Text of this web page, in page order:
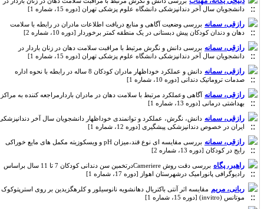
دانشجویان سال آخر دندانپزشکی دانشگاه علوم پزشکی تهران [دوره 15، شماره 1]
رازقی، سمانه بررسی وضعیت آگاهی و منابع دریافت اطلاعات مادران در رابطه با سلامت
دهان و دندان کودکان پیش دبستانی در یک منطقه کمتر برخوردار [دوره 10، شماره 2]
رازقی، سمانه بررسی دانش و نگرش مرتبط با مراقبت سلامت دهان در زنان باردار در
دانشجویان سال آخر دندانپزشکی دانشگاه علوم پزشکی تهران [دوره 15، شماره 1]
رازقی، سمانه
دانش و عملکرد خوداظهار مادران کودکان 8 ساله در رابطه با نحوه اداره
صدمات تروماتیک دندانی [دوره 10، شماره 1]
رازقی، سمانه آگاهی وعملکرد مرتبط با سلامت دهان در مادران باردارمراجعه کننده به مراکز
بهداشتی درمانی [دوره 13، شماره 1]
رازقی، سمانه دانش، نگرش، عملکرد و توانمندی خوداظهار دانشجویان سال آخر دندانپزشکی
ایران در خصوص دندانپزشکی پیشگیری [دوره 12، شماره 1]
رازقی، سمانه
بررسی مقایسه ای نوع قند،میزان pH و ویسکوزیته مکمل های مایع خوراکی
رایج در کودکان [دوره 13، شماره 2]
راهبر، پگاه
بررسی دقت روش Cameriereدرتخمین سن دندانی کودکان 7 تا 11 سال براساس
رادیوگرافی پانورامیک درشهرستان اهواز [دوره 17، شماره 1]
ربانی، مریم مقایسه اثر آنتی باکتریال دهانشویه نانوسیلور و کلرهگزیدین بر روی استرپتوکوک
موتانس (invitro) [دوره 15، شماره 1]